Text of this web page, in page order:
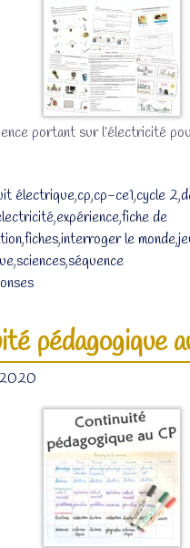
portant sur l’électricité
électrique,cp,cp-ce1,cycle 2,
,expérience,fiche de
,fiches,interroger le monde,
,sciences,séquence
pédagogique